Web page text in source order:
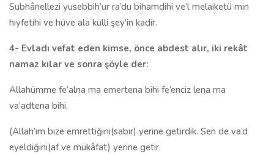
Subhânellezi yusebbih’ur ra’du bihamdihi ve’l melaiketü min
hıyfetihi ve hüve ala külli şey’in kadir.
4- Evladı vefat eden kimse, önce abdest alır, iki rekât
namaz kılar ve sonra şöyle der:
Allahümme fe’alna ma emertena bihi fe’enciz lena ma
va’adtena bihi.
(Allah’ım bize emrettiğini(sabır) yerine getirdik. Sen de va’d
eyeldiğini(af ve mükâfat) yerine getir.